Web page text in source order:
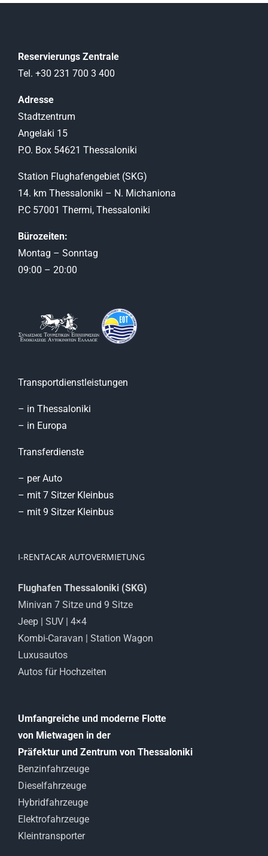
Reservierungs Zentrale
Tel. +30 231 700 3 400
Adresse
Stadtzentrum
Angelaki 15
P.O. Box 54621 Thessaloniki
Station Flughafengebiet (SKG)
14. km Thessaloniki – N. Michaniona
P.C 57001 Thermi, Thessaloniki
Bürozeiten:
Montag – Sonntag
09:00 – 20:00
Transportdienstleistungen
– in Thessaloniki
– in Europa
Transferdienste
– per Auto
– mit 7 Sitzer Kleinbus
– mit 9 Sitzer Kleinbus
I-RENTACAR AUTOVERMIETUNG
Flughafen Thessaloniki (SKG)
Minivan 7 Sitze und 9 Sitze
Jeep | SUV | 4×4
Kombi-Caravan | Station Wagon
Luxusautos
Autos für Hochzeiten
Umfangreiche und moderne Flotte
von Mietwagen in der
Präfektur und Zentrum von Thessaloniki
Benzinfahrzeuge
Dieselfahrzeuge
Hybridfahrzeuge
Elektrofahrzeuge
Kleintransporter